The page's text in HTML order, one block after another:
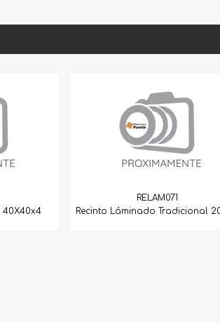
Recinto Láminado Tradicional 20X40